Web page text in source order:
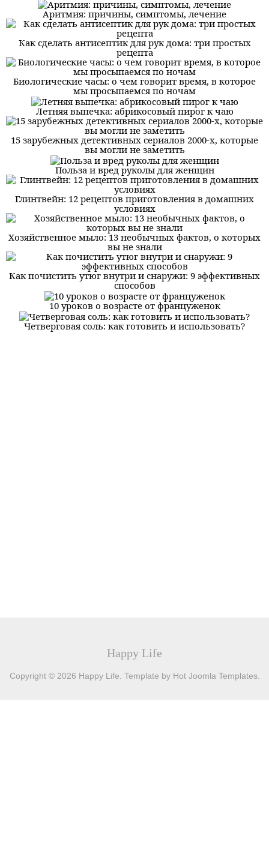
Аритмия: причины, симптомы, лечение
Как сделать антисептик для рук дома: три простых
рецепта
Биологические часы: о чем говорит время, в которое
мы просыпаемся по ночам
Летняя выпечка: абрикосовый пирог к чаю
15 зарубежных детективных сериалов 2000-х, которые
вы могли не заметить
Польза и вред руколы для женщин
Глинтвейн: 12 рецептов приготовления в домашних
условиях
Хозяйственное мыло: 13 необычных фактов, о которых
вы не знали
Как почистить утюг внутри и снаружи: 9 эффективных
способов
10 уроков о возрасте от француженок
Четверговая соль: как готовить и использовать?
Happy Life
Copyright © 2026 Happy Life. Template by Hot Joomla Templates.